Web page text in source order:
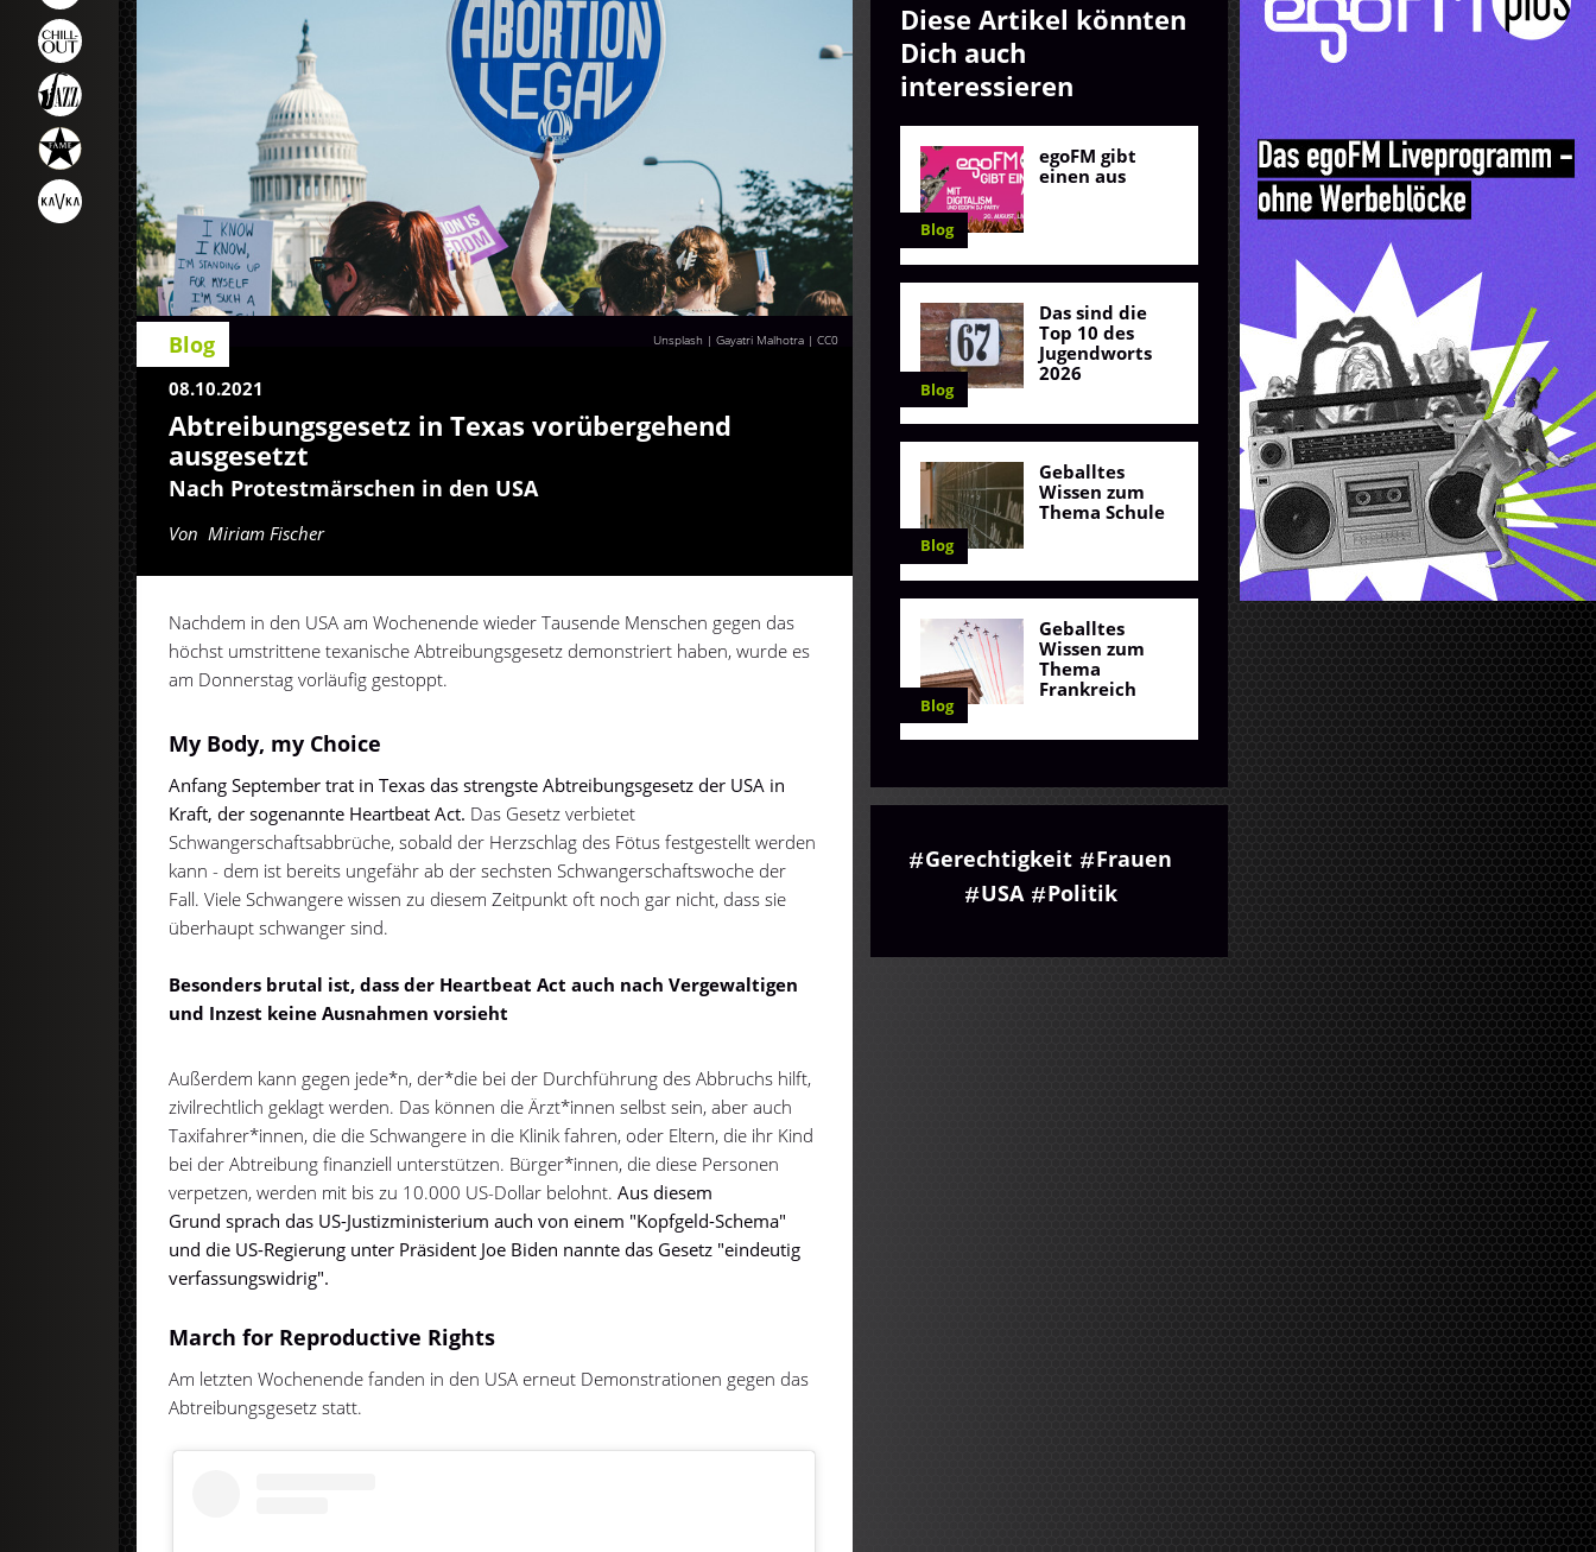
Unsplash | Gayatri Malhotra| CC0
Blog
08.10.2021
Abtreibungsgesetz in Texas vorübergehend
ausgesetzt
Nach Protestmärschen in den USA
Von Miriam Fischer
Nachdem in den USA am Wochenende wieder Tausende Menschen gegen das
höchst umstrittene texanische Abtreibungsgesetz demonstriert haben, wurde es
am Donnerstag vorläufig gestoppt.
My Body, my Choice
Anfang September trat in Texas das strengste Abtreibungsgesetz der USA in
Kraft, der sogenannte Heartbeat Act. Das Gesetz verbietet
Schwangerschaftsabbrüche, sobald der Herzschlag des Fötus festgestellt werden
kann - dem ist bereits ungefähr ab der sechsten Schwangerschaftswoche der
Fall. Viele Schwangere wissen zu diesem Zeitpunkt oft noch gar nicht, dass sie
überhaupt schwanger sind.
Besonders brutal ist, dass der Heartbeat Act auch nach Vergewaltigen
und Inzest keine Ausnahmen vorsieht
Außerdem kann gegen jede*n, der*die bei der Durchführung des Abbruchs hilft,
zivilrechtlich geklagt werden. Das können die Ärzt*innen selbst sein, aber auch
Taxifahrer*innen, die die Schwangere in die Klinik fahren, oder Eltern, die ihr Kind
bei der Abtreibung finanziell unterstützen. Bürger*innen, die diese Personen
verpetzen, werden mit bis zu 10.000 US-Dollar belohnt.Aus diesem
Grund sprach das US-Justizministerium auch von einem "Kopfgeld-Schema"
und die US-Regierung unter Präsident Joe Biden nannte das Gesetz "eindeutig
verfassungswidrig".
March for Reproductive Rights
Am letzten Wochenende fanden in den USA erneut Demonstrationen gegen das
Abtreibungsgesetz statt.
Diese Artikel könnten
Dich auch
interessieren
Blog
egoFM gibt
einen aus
Blog
Das sind die
Top 10 des
Jugendworts
2026
Blog
Geballtes
Wissen zum
Thema Schule
Blog
Geballtes
Wissen zum
Thema
Frankreich
Gerechtigkeit
Frauen
USA
Politik